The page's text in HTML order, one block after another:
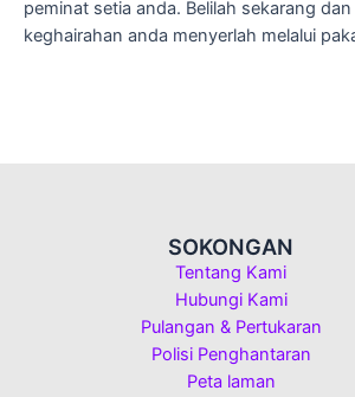
peminat setia anda. Belilah sekarang
keghairahan anda menyerlah melalui
SOKONGAN
Tentang Kami
Hubungi Kami
Pulangan & Pertukaran
Polisi Penghantaran
Peta laman